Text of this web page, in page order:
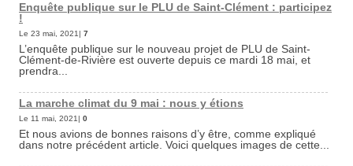
Enquête publique sur le PLU de Saint-Clément : participez
!
Le 23 mai, 2021| 7
L’enquête publique sur le nouveau projet de PLU de Saint-
Clément-de-Rivière est ouverte depuis ce mardi 18 mai, et
prendra...
La marche climat du 9 mai : nous y étions
Le 11 mai, 2021| 0
Et nous avions de bonnes raisons d’y être, comme expliqué
dans notre précédent article. Voici quelques images de cette...